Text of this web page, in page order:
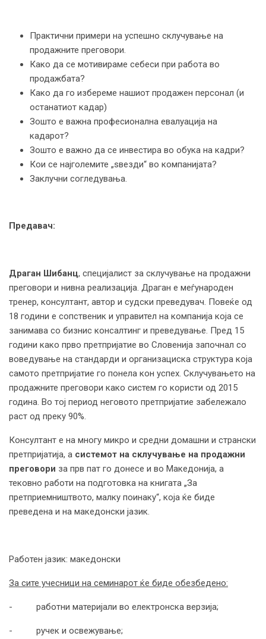
Практични примери на успешно склучување на
продажните преговори.
Како да се мотивираме себеси при работа во
продажбата?
Како да го избереме нашиот продажен персонал (и
останатиот кадар)
Зошто е важна професионална евалуација на
кадарот?
Зошто е важно да се инвестира во обука на кадри?
Кои се најголемите „ѕвезди“ во компанијата?
Заклучни согледувања.
Предавач:
Драган Шибанц, специјалист за склучување на продажни
преговори и нивна реализација. Драган е меѓународен
тренер, консултант, автор и судски преведувач. Повеќе од
18 години е сопственик и управител на компанија која се
занимава со бизнис консалтинг и преведување. Пред 15
години како прво претпријатие во Словенија започнал со
воведување на стандарди и организациска структура која
самото претпријатие го понела кон успех. Склучувањето на
продажните преговори како систем го користи од 2015
година. Во тој период неговото претпријатие забележало
раст од преку 90%.
Консултант е на многу микро и средни домашни и странски
претпријатија, а системот на склучување на продажни
преговори за прв пат го донесе и во Македонија, а
тековно работи на подготовка на книгата „За
претприемништвото, малку поинаку“, која ќе биде
преведена и на македонски јазик.
Работен јазик: македонски
За сите учесници на семинарот ќе биде обезбедено:
- работни материјали во електронска верзија;
- ручeк и освежување;